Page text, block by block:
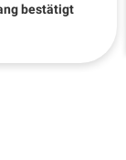
bestätigt